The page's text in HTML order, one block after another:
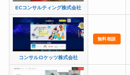
ECコンサルティング株式会社
コンサルロケッツ株式会社
無料相談